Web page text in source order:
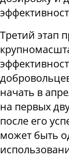
Третий этап
начать в
на первых
после его
может быть